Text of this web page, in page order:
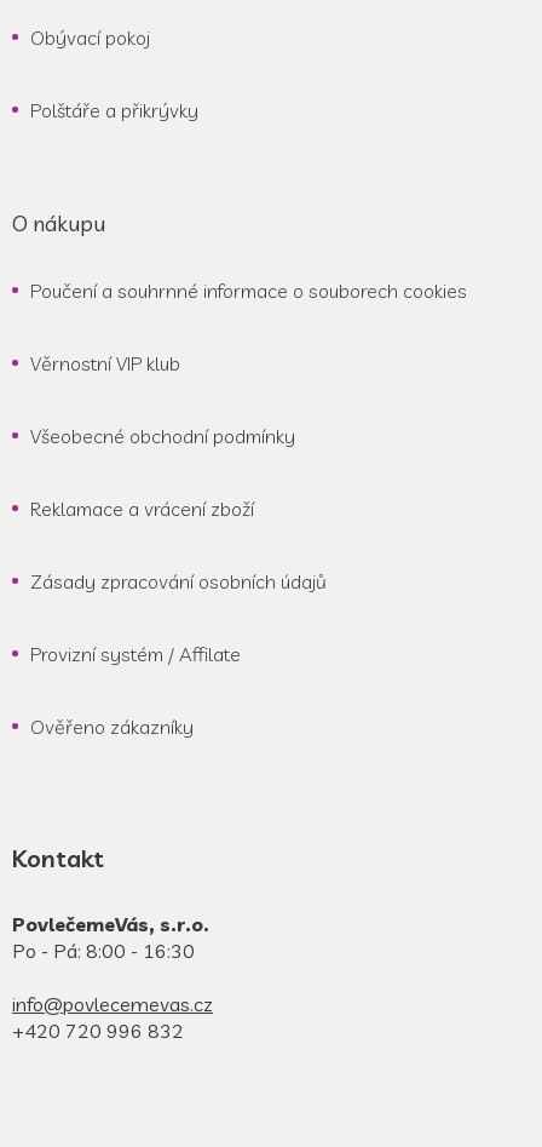
Obývací pokoj
Polštáře a přikrývky
O nákupu
Poučení a souhrnné informace o souborech cookies
Věrnostní VIP klub
Všeobecné obchodní podmínky
Reklamace a vrácení zboží
Zásady zpracování osobních údajů
Provizní systém / Affilate
Ověřeno zákazníky
Kontakt
PovlečemeVás, s.r.o.
Po - Pá: 8:00 - 16:30
info@povlecemevas.cz
+420 720 996 832